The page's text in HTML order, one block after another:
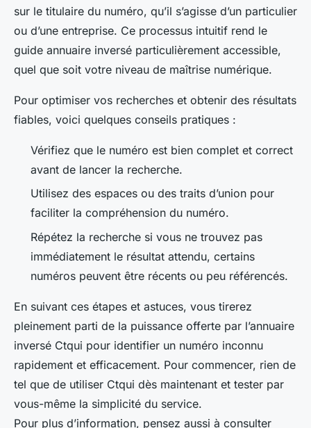
sur le titulaire du numéro, qu’il s’agisse d’un particulier
ou d’une entreprise. Ce processus intuitif rend le
guide annuaire inversé particulièrement accessible,
quel que soit votre niveau de maîtrise numérique.
Pour optimiser vos recherches et obtenir des résultats
fiables, voici quelques conseils pratiques :
Vérifiez que le numéro est bien complet et correct
avant de lancer la recherche.
Utilisez des espaces ou des traits d’union pour
faciliter la compréhension du numéro.
Répétez la recherche si vous ne trouvez pas
immédiatement le résultat attendu, certains
numéros peuvent être récents ou peu référencés.
En suivant ces étapes et astuces, vous tirerez
pleinement parti de la puissance offerte par l’annuaire
inversé Ctqui pour identifier un numéro inconnu
rapidement et efficacement. Pour commencer, rien de
tel que de utiliser Ctqui dès maintenant et tester par
vous-même la simplicité du service.
Pour plus d’information, pensez aussi à consulter